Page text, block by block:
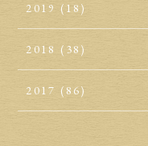
2019 (18)
2018 (38)
2017 (86)